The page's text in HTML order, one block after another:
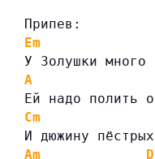
Припев:
Em
У Золушки много
A
Ей надо полить
Cm
И дюжину
Am
D